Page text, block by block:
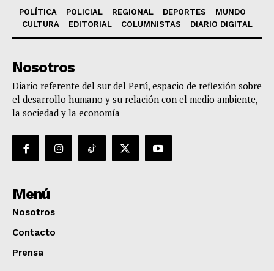
POLÍTICA POLICIAL REGIONAL DEPORTES
MUNDO
CULTURA
EDITORIAL COLUMNISTAS DIARIO DIGITAL
Nosotros
Diario referente del sur del Perú, espacio de reflexión sobre
el desarrollo humano y su relación con el medio ambiente,
la sociedad y la economía
Menú
Nosotros
Contacto
Prensa